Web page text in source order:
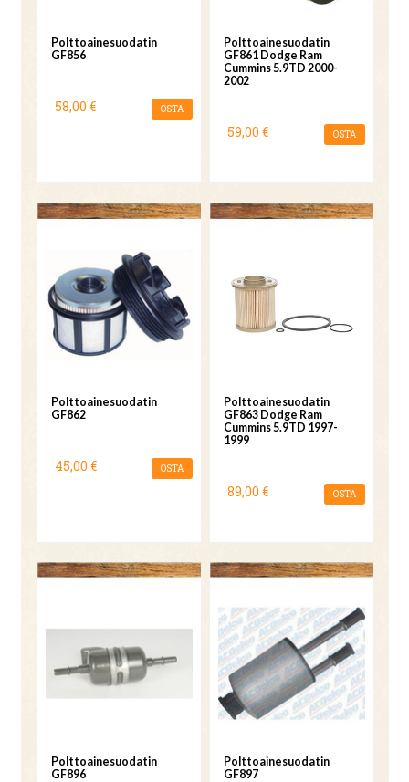
Polttoainesuodatin
GF856
58,00 € OSTA
Polttoainesuodatin
GF861 Dodge Ram
Cummins 5.9TD 2000-
2002
59,00 € OSTA
Polttoainesuodatin
GF862
45,00 € OSTA
Polttoainesuodatin
GF863 Dodge Ram
Cummins 5.9TD 1997-
1999
89,00 € OSTA
Polttoainesuodatin
GF896
Polttoainesuodatin
GF897